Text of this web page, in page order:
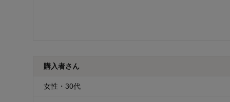
購入者さん
女性・30代